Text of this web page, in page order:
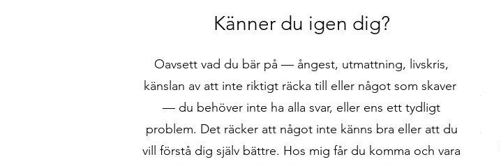
Känner du igen dig?
Oavsett vad du bär på — ångest, utmattning, livskris,
känslan av att inte riktigt räcka till eller något som skaver
— du behöver inte ha alla svar, eller ens ett tydligt
problem. Det räcker att något inte känns bra eller att du
vill förstå dig själv bättre. Hos mig får du komma och vara